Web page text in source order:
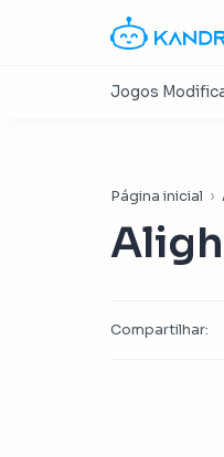
Página inicial